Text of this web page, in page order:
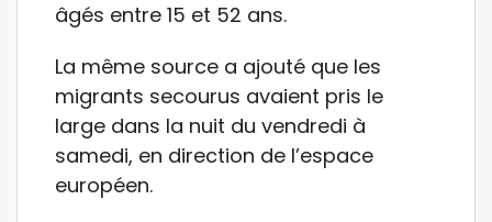
âgés entre 15 et 52 ans.
La même source a ajouté que les
migrants secourus avaient pris le
large dans la nuit du vendredi à
samedi, en direction de l’espace
européen.